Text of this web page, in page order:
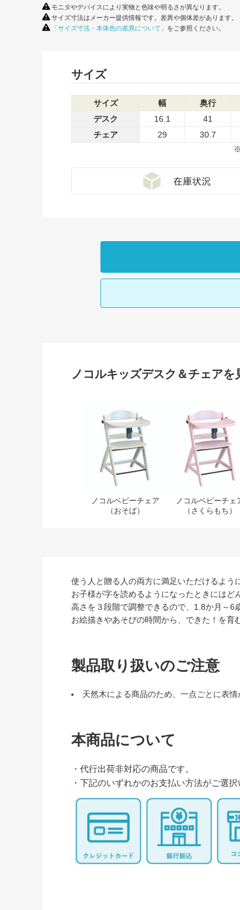
モニタやデバイスにより実物と色味や明るさが異なります。
サイズ寸法はメーカー提供情報です。差異や個体差があります。
「サイズ寸法・本体色の差異について」 をご参照ください。
サイズ
サイズ 幅 奥行
デスク
16.1 41
チェア
29 30.7
ノコルキッズデスク＆チェアを
ノコルベビーチェア
（おそば）
ノコルベビーチェ
ノコルベビーチェ
（さくらもち）
使う人と贈る人の両方に満足いただけるよう
お子様が字を読めるようになったときにはど
高さを３段階で調整できるので、1.8か月～6
お絵描きやあそびの時間から、できた！を育
製品取り扱いのご注意
天然木による商品のため、一点ごとに表
本商品について
・代行出荷非対応の商品です。
・下記のいずれかのお支払い方法がご選